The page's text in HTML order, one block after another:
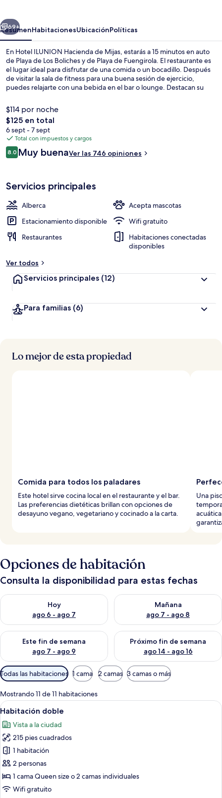
Mijas
Siguiente
69+
ResumenHabitacionesUbicaciónPolíticas
En Hotel ILUNION Hacienda de Mijas, estarás a 15 minutos en auto
de Playa de Los Boliches y de Playa de Fuengirola. El restaurante es
el lugar ideal para disfrutar de una comida o un bocadillo. Después
de visitar la sala de fitness para una buena sesión de ejercicio,
puedes relajarte con una bebida en el bar o lounge. Destacan su
hablan maravillas de las amenidades y características como el
personal amable.
$114 por noche
El
precio
total
es
de
$125 en total
6 sept - 7 sept
Total con impuestos y cargos
Opiniones
8.08.0 de 10,
Muy buenaVer las 746 opiniones
Servicios principales
Alberca
Acepta mascotas
Estacionamiento disponible
Wifi gratuito
Restaurantes
Habitaciones conectadas
disponibles
Ver todos
Servicios principales (12)
Para familias (6)
Lo mejor de esta propiedad
Comida para todos los paladares
Este hotel sirve cocina local en el restaurante y el bar.
Las preferencias dietéticas brillan con opciones de
desayuno vegano, vegetariano y cocinado a la carta.
Una
Opciones de habitación
Consulta la disponibilidad para estas fechas
Hoy
ago 6 - ago 7
Consulta la disponibilidad para hoy ago 6 - ago 7
Mañana
ago 7 - ago 8
Consulta la disponibilidad
Este fin de semana
ago 7 - ago 9
Consulta la disponibilidad para este fin de semana ago 7 -
Próximo fin de semana
ago 14 - ago 16
Consulta la disponibilidad
Filtros
disponibles
para
las
habitaciones
Todas las habitaciones 1 cama 2 camas 3 camas o más
Mostrando 11 de 11 habitaciones
Abrir
todas
las
fotos
de
Habitación
doble
Habitación de hotel con una cama
5
Habitación doble
Vista a la ciudad
215 pies cuadrados
1 habitación
2 personas
1 cama Queen size o 2 camas individuales
Wifi gratuito